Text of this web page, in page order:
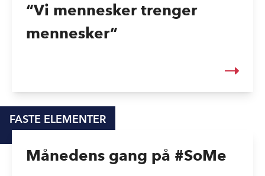
“Vi mennesker trenger
mennesker”
Månedens gang på #SoMe
FASTE ELEMENTER